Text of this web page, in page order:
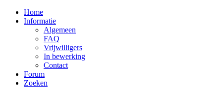
Home
Informatie
Algemeen
FAQ
Vrijwilligers
In bewerking
Contact
Forum
Zoeken